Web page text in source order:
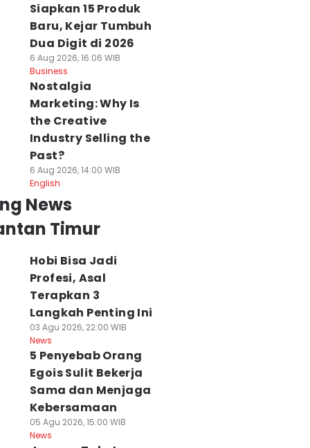
Siapkan 15 Produk
Baru, Kejar Tumbuh
Dua Digit di 2026
6 Aug 2026, 16:06 WIB
Business
Nostalgia
Marketing: Why Is
the Creative
Industry Selling the
Past?
6 Aug 2026, 14:00 WIB
English
News
Timur
Hobi Bisa Jadi
Profesi, Asal
Terapkan 3
Langkah Penting Ini
03 Agu 2026, 22:00 WIB
News
5 Penyebab Orang
Egois Sulit Bekerja
Sama dan Menjaga
Kebersamaan
05 Agu 2026, 15:00 WIB
News